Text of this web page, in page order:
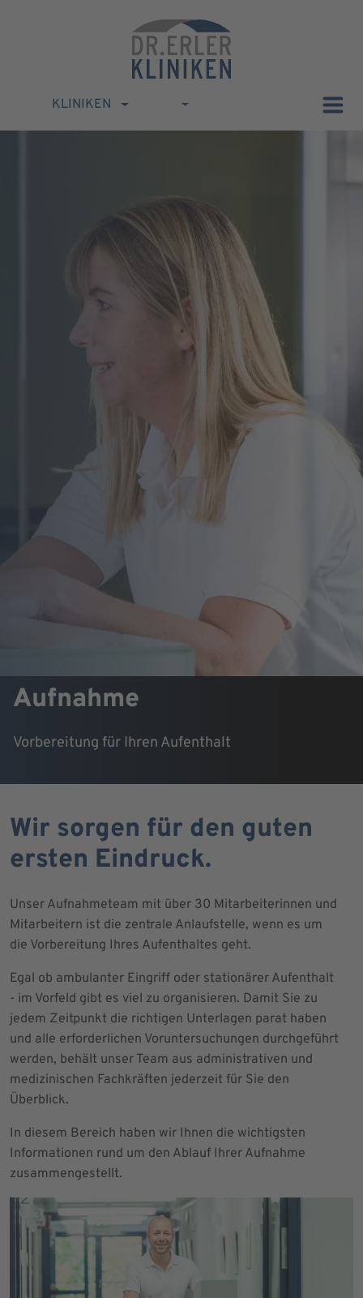
KLINIKEN
Aufnahme
Vorbereitung für Ihren Aufenthalt
Wir sorgen für den guten
ersten Eindruck.
Unser Aufnahmeteam mit über 30 Mitarbeiterinnen und
Mitarbeitern ist die zentrale Anlaufstelle, wenn es um
die Vorbereitung Ihres Aufenthaltes geht.
Egal ob ambulanter Eingriff oder stationärer Aufenthalt
- im Vorfeld gibt es viel zu organisieren. Damit Sie zu
jedem Zeitpunkt die richtigen Unterlagen parat haben
und alle erforderlichen Voruntersuchungen durchgeführt
werden, behält unser Team aus administrativen und
medizinischen Fachkräften jederzeit für Sie den
Überblick.
In diesem Bereich haben wir Ihnen die wichtigsten
Informationen rund um den Ablauf Ihrer Aufnahme
zusammengestellt.